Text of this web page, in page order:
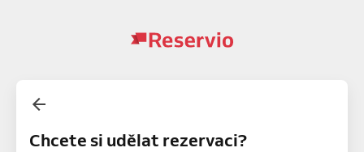
Chcete si udělat rezervaci?